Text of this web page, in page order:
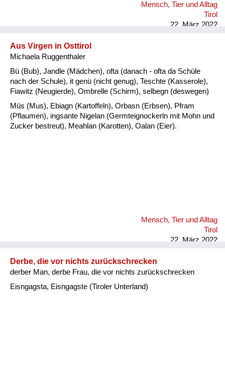
Mensch, Tier und Alltag
Tirol
22. März 2022
Aus Virgen in Osttirol
Michaela Ruggenthaler
Bü (Bub), Jandle (Mädchen), ofta (danach - ofta da Schüle
nach der Schule), it genü (nicht genug), Teschte (Kasserole),
Fiawitz (Neugierde), Ombrelle (Schirm), selbegn (deswegen)
Müs (Mus), Ebiagn (Kartoffeln), Orbasn (Erbsen), Pfram
(Pflaumen), ingsante Nigelan (Germteignockerln mit Mohn und
Zucker bestreut), Meahlan (Karotten), Oalan (Eier).
Mensch, Tier und Alltag
Tirol
22. März 2022
Derbe, die vor nichts zurückschrecken
derber Man, derbe Frau, die vor nichts zurückschrecken
Eisngagsta, Eisngagste (Tiroler Unterland)